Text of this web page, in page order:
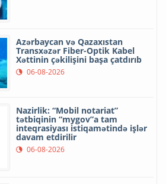
Azərbaycan və Qazaxıstan
Transxəzər Fiber-Optik Kabel
Xəttinin çəkilişini başa çatdırıb
06-08-2026
Nazirlik: “Mobil notariat”
tətbiqinin “mygov”a tam
inteqrasiyası istiqamətində işlər
davam etdirilir
06-08-2026